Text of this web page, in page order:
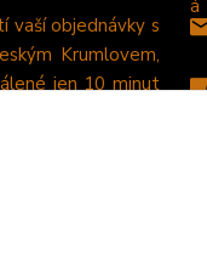
vaší objednávky s
Krumlovem,
jen 10 minut